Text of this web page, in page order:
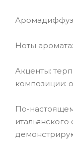
Ноты
Акценты:
композиции:
По-